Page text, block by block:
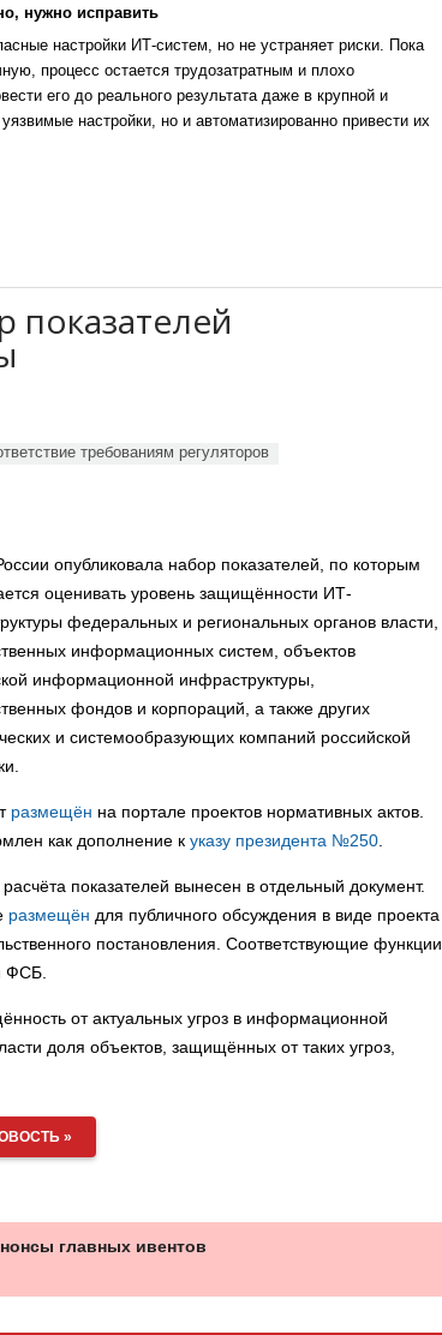
нужно исправить
настройки ИТ-систем, но не устраняет риски. Пока
процесс остается трудозатратным и плохо
его до реального результата даже в крупной и
настройки, но и автоматизированно привести их
показателей
требованиям регуляторов
опубликовала набор показателей, по которым
оценивать уровень защищённости ИТ-
федеральных и региональных органов власти,
информационных систем, объектов
информационной инфраструктуры,
фондов и корпораций, а также других
и системообразующих компаний российской
размещён на портале проектов нормативных актов.
как дополнение к указу президента №250
показателей вынесен в отдельный документ.
размещён для публичного обсуждения в виде проекта
постановления. Соответствующие функции
ФСБ.
от актуальных угроз в информационной
доля объектов, защищённых от таких угроз,
»
главных ивентов